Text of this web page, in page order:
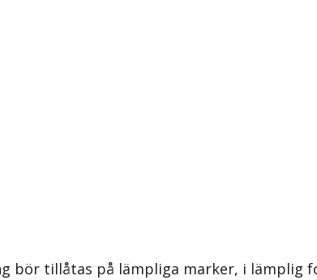
bör tillåtas på lämpliga marker, i lämplig